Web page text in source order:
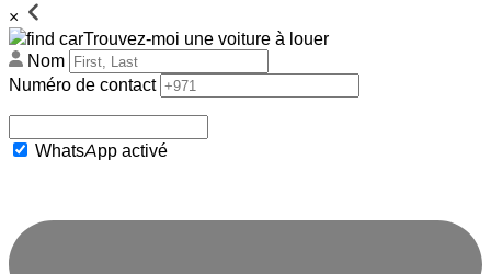
×
Trouvez-moi une voiture à louer
Nom
Numéro de contact
WhatsApp activé